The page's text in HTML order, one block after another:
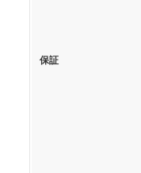
保証